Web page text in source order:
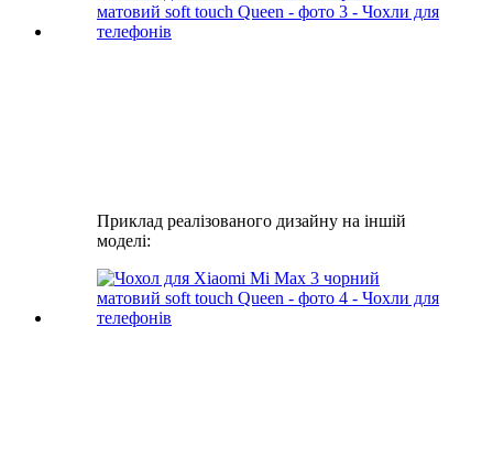
Приклад реалізованого дизайну на іншій
моделі: